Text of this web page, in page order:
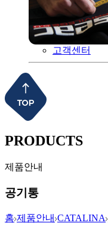
고객센터
PRODUCTS
제품안내
공기통
홈 제품안내 CATALINA